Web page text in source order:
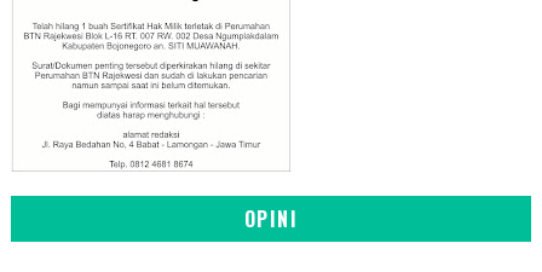
OPINI